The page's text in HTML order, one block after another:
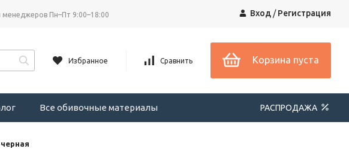
Пн–Пт 9:00–18:00 Вход/Регистрация
Избранное Сравнить Корзина пуста
Все обивочные материалы РАСПРОДАЖА